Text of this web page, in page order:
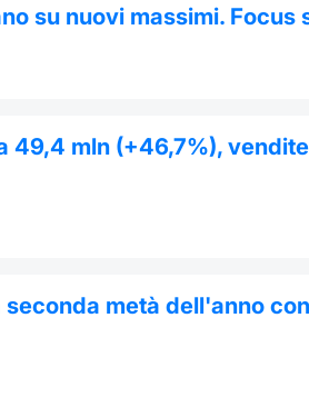
su nuovi massimi. Focus
mln (+46,7%),
metà dell'anno